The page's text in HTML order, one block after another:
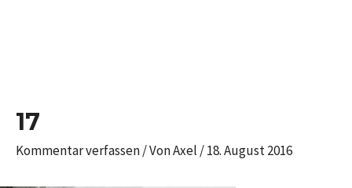
17
Kommentar verfassen/ VonAxel /18. August 2016